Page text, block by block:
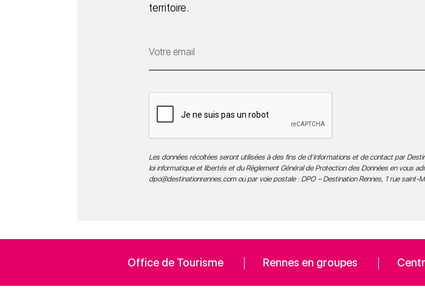
territoire.
Les données récoltées seront utilisées à des fins de d’informations et de contact par
loi informatique et libertés et du Règlement Général de Protection des Données en vous
dpo@destinationrennes.comou par voie postale : DPO – Destination Rennes, 1 rue saint-
Office de Tourisme Rennes en groupes